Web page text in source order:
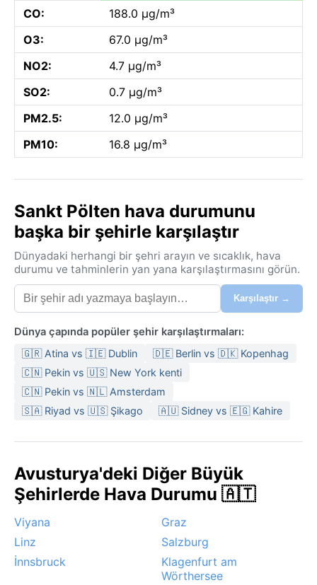
CO:
188.0 µg/m³
O3:
67.0 µg/m³
NO2:
4.7 µg/m³
SO2:
0.7 µg/m³
PM2.5:
12.0 µg/m³
PM10:
16.8 µg/m³
Sankt Pölten hava durumunu
başka bir şehirle karşılaştır
Dünyadaki herhangi bir şehri arayın ve sıcaklık, hava
durumu ve tahminlerin yan yana karşılaştırmasını görün.
Karşılaştır →
Dünya çapında popüler şehir karşılaştırmaları:
🇬🇷 Atina vs 🇮🇪 Dublin
🇩🇪 Berlin vs 🇩🇰 Kopenhag
🇨🇳 Pekin vs 🇺🇸 New York kenti
🇨🇳 Pekin vs 🇳🇱 Amsterdam
🇸🇦 Riyad vs 🇺🇸 Şikago
🇦🇺 Sidney vs 🇪🇬 Kahire
Avusturya'deki Diğer Büyük
Şehirlerde Hava Durumu 🇦🇹
Viyana
Graz
Linz
Salzburg
İnnsbruck
Klagenfurt am
Wörthersee